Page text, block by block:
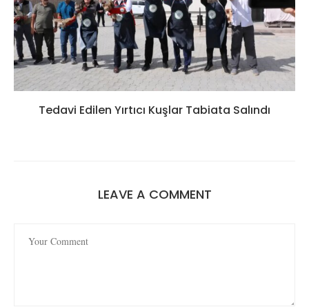
Tedavi Edilen Yırtıcı Kuşlar Tabiata Salındı
LEAVE A COMMENT